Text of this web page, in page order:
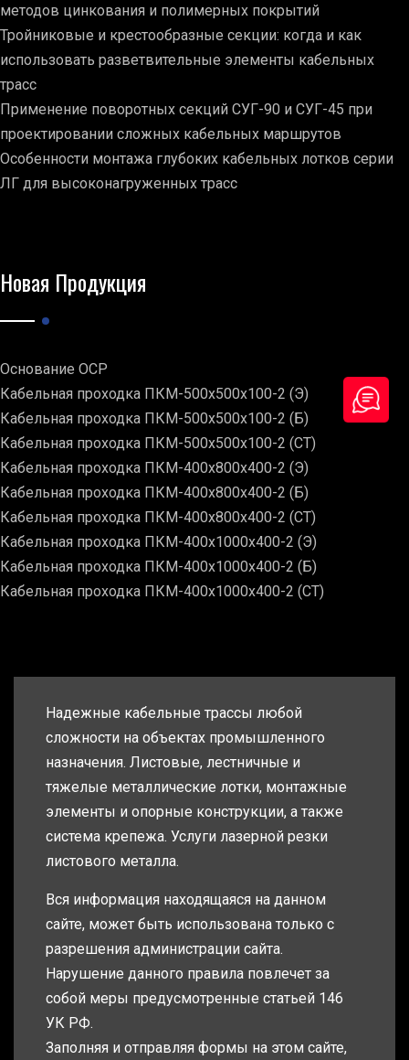
методов цинкования и полимерных покрытий
Тройниковые и крестообразные секции: когда и как
использовать разветвительные элементы кабельных
трасс
Применение поворотных секций СУГ-90 и СУГ-45 при
проектировании сложных кабельных маршрутов
Особенности монтажа глубоких кабельных лотков серии
ЛГ для высоконагруженных трасс
Новая Продукция
Основание ОСР
Кабельная проходка ПКМ-500х500х100-2 (Э)
Кабельная проходка ПКМ-500х500х100-2 (Б)
Кабельная проходка ПКМ-500х500х100-2 (СТ)
Кабельная проходка ПКМ-400х800х400-2 (Э)
Кабельная проходка ПКМ-400х800х400-2 (Б)
Кабельная проходка ПКМ-400х800х400-2 (СТ)
Кабельная проходка ПКМ-400х1000х400-2 (Э)
Кабельная проходка ПКМ-400х1000х400-2 (Б)
Кабельная проходка ПКМ-400х1000х400-2 (СТ)
Надежные кабельные трассы любой
сложности на объектах промышленного
назначения. Листовые, лестничные и
тяжелые металлические лотки, монтажные
элементы и опорные конструкции, а также
система крепежа. Услуги лазерной резки
листового металла.
Вся информация находящаяся на данном
сайте, может быть использована только с
разрешения администрации сайта.
Нарушение данного правила повлечет за
собой меры предусмотренные статьей 146
УК РФ.
Заполняя и отправляя формы на этом сайте,